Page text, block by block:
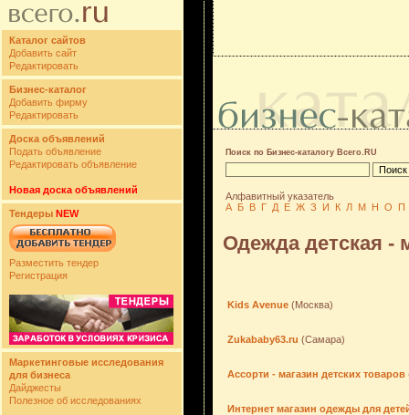
Каталог сайтов
Добавить сайт
Редактировать
Бизнес-каталог
Добавить фирму
Редактировать
Доска объявлений
Подать объявление
Редактировать объявление
Новая доска объявлений
Тендеры NEW
Разместить тендер
Регистрация
Маркетинговые исследования
для бизнеса
Дайджесты
Полезное об исследованиях
Поиск по Бизнес-каталогу Всего.RU
Алфавитный указатель
А Б В Г Д Е Ж З И К Л М Н О П
Одежда детская -
Kids Avenue (Москва)
Zukababy63.ru (Самара)
Ассорти - магазин детских товаров
Интернет магазин одежды для